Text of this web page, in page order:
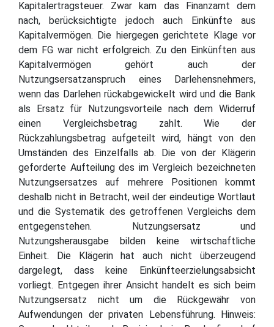
Kapitalertragsteuer. Zwar kam das Finanzamt dem
nach, berücksichtigte jedoch auch Einkünfte aus
Kapitalvermögen. Die hiergegen gerichtete Klage vor
dem FG war nicht erfolgreich. Zu den Einkünften aus
Kapitalvermögen gehört auch der
Nutzungsersatzanspruch eines Darlehensnehmers,
wenn das Darlehen rückabgewickelt wird und die Bank
als Ersatz für Nutzungsvorteile nach dem Widerruf
einen Vergleichsbetrag zahlt. Wie der
Rückzahlungsbetrag aufgeteilt wird, hängt von den
Umständen des Einzelfalls ab. Die von der Klägerin
geforderte Aufteilung des im Vergleich bezeichneten
Nutzungsersatzes auf mehrere Positionen kommt
deshalb nicht in Betracht, weil der eindeutige Wortlaut
und die Systematik des getroffenen Vergleichs dem
entgegenstehen. Nutzungsersatz und
Nutzungsherausgabe bilden keine wirtschaftliche
Einheit. Die Klägerin hat auch nicht überzeugend
dargelegt, dass keine Einkünfteerzielungsabsicht
vorliegt. Entgegen ihrer Ansicht handelt es sich beim
Nutzungsersatz nicht um die Rückgewähr von
Aufwendungen der privaten Lebensführung. Hinweis: